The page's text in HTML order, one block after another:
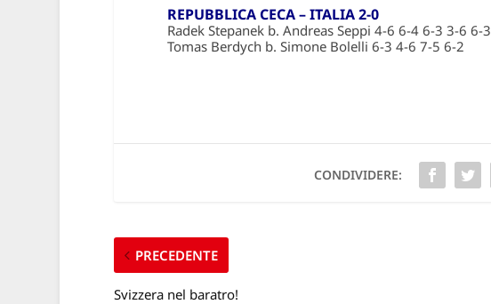
REPUBBLICA CECA – ITALIA 2-0
Radek Stepanek b. Andreas Seppi 4-6 6-4 6-3 3-6 6-3
Tomas Berdych b. Simone Bolelli 6-3 4-6 7-5 6-2
CONDIVIDERE:
PRECEDENTE
Svizzera nel baratro!